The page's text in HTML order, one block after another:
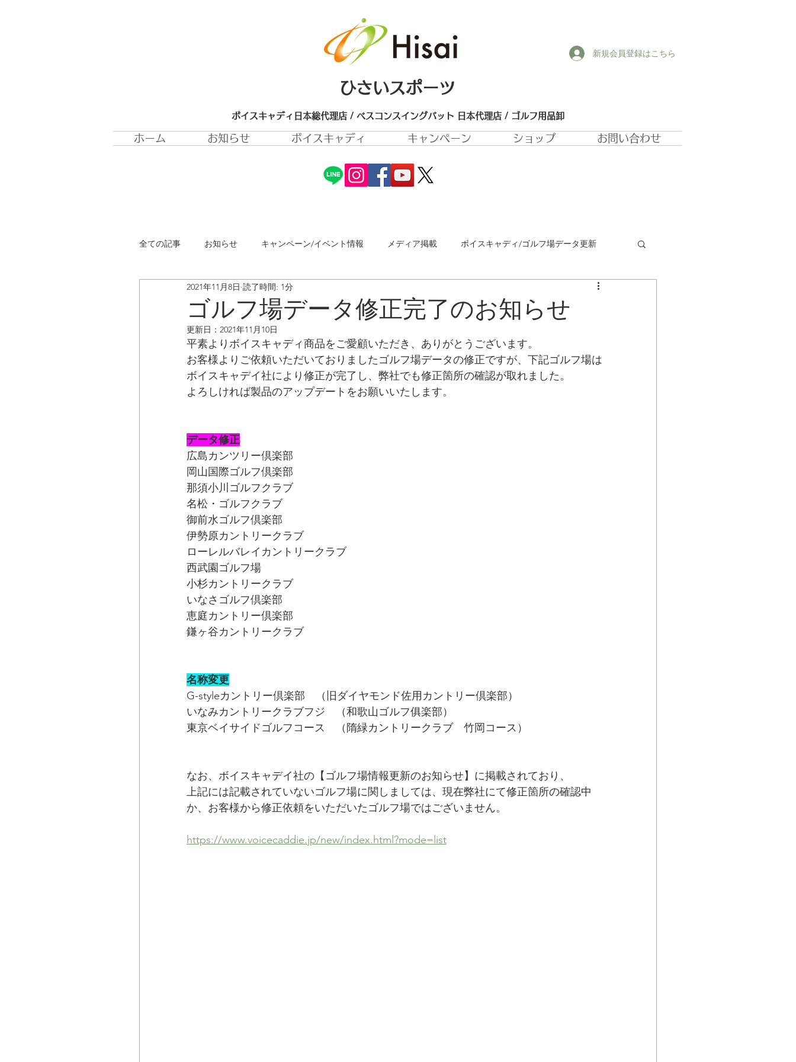
新規会員登録はこちら
ひさいスポーツ
ボイスキャディ日本総代理店 / ベスコンスイングバット 日本代理店​ / ゴルフ用品卸
ホーム お知らせ ボイスキャディ キャンペーン ショップ お問い合わせ
全ての記事 お知らせ キャンペーン/イベント情報 メディア掲載 ボイスキャディ/ゴルフ場データ更新
ボイスキャディ/アップデート情報
お客様の声 コラム
ゴルフ場データ修正完了のお知らせ
2021年11月8日 読了時間: 1分
更新日： 2021年11月10日
平素よりボイスキャディ商品をご愛顧いただき、ありがとうございます。
お客様よりご依頼いただいておりましたゴルフ場データの修正ですが、下記ゴルフ場は
ボイスキャデイ社により修正が完了し、弊社でも修正箇所の確認が取れました。
よろしければ製品のアップデートをお願いいたします。
データ修正
広島カンツリー倶楽部
岡山国際ゴルフ倶楽部
那須小川ゴルフクラブ
名松・ゴルフクラブ
御前水ゴルフ倶楽部
伊勢原カントリークラブ
ローレルバレイカントリークラブ
西武園ゴルフ場
小杉カントリークラブ
いなさゴルフ倶楽部
恵庭カントリー倶楽部
鎌ヶ谷カントリークラブ
名称変更
G-styleカントリー倶楽部　（旧ダイヤモンド佐用カントリー倶楽部）
いなみカントリークラブフジ　（和歌山ゴルフ俱楽部）
東京ベイサイドゴルフコース　（隋緑カントリークラブ　竹岡コース）
なお、ボイスキャデイ社の【ゴルフ場情報更新のお知らせ】に掲載されており、
上記には記載されていないゴルフ場に関しましては、現在弊社にて修正箇所の確認中
か、お客様から修正依頼をいただいたゴルフ場ではございません。
https://www.voicecaddie.jp/new/index.html?mode=list